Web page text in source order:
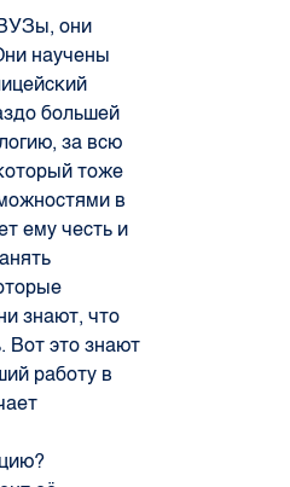
они
научены
большей
за всю
тоже
в
ему честь и
знают, что
Вот это знают
работу в